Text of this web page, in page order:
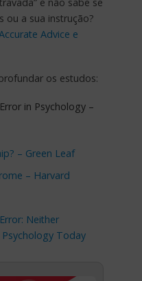
ou a sua instrução?
Advice e
os estudos:
in Psychology –
– Green Leaf
– Harvard
Neither
Today